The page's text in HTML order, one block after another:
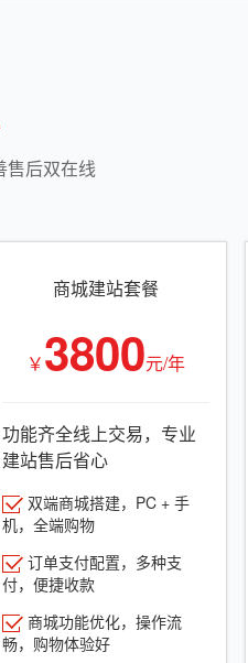
售后双在线
商城建站套餐
￥3800元/年
功能齐全线上交易，专业
建站售后省心
双端商城搭建，PC + 手
机，全端购物
订单支付配置，多种支
付，便捷收款
商城功能优化，操作流
畅，购物体验好